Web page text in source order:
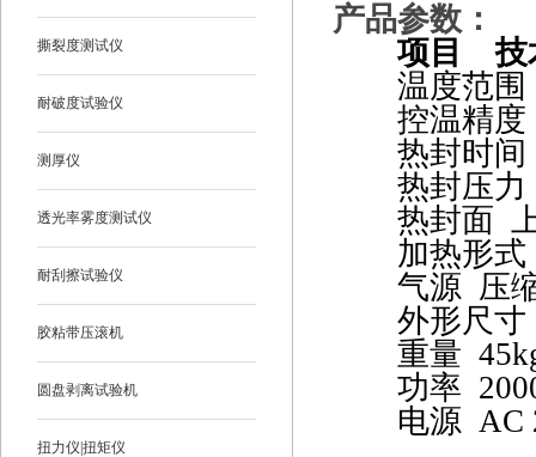
撕裂度测试仪
耐破度试验仪
测厚仪
透光率雾度测试仪
耐刮擦试验仪
胶粘带压滚机
圆盘剥离试验机
扭力仪|扭矩仪
产品参数：
项目
技
温度范围
控温精度
热封时间
热封压力
热封面
加热形式
气源 压
外形尺寸
重量
功率
电源 AC